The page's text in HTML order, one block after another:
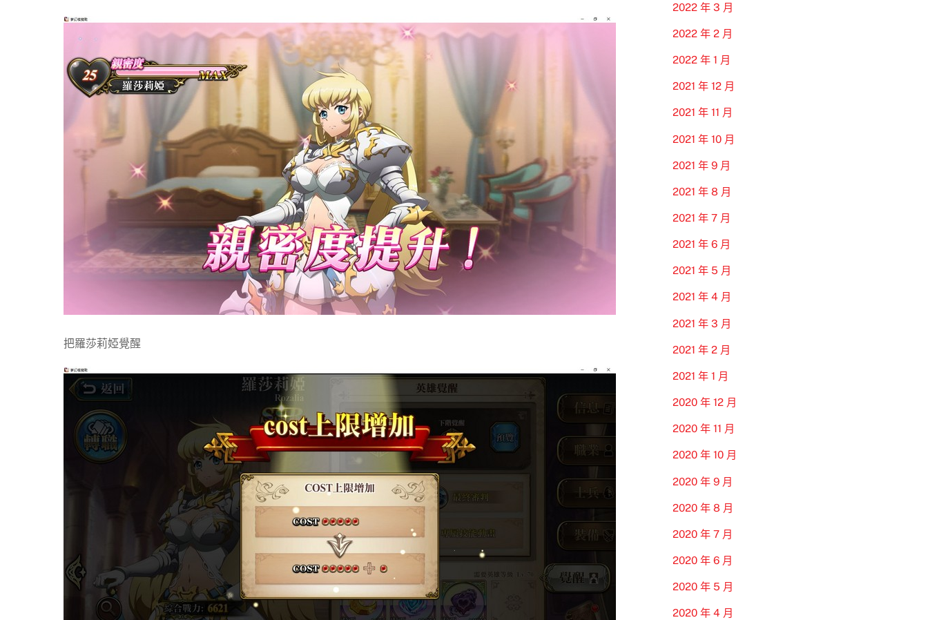
把羅莎莉婭覺醒
2022 年 3 月
2022 年 2 月
2022 年 1 月
2021 年 12 月
2021 年 11 月
2021 年 10 月
2021 年 9 月
2021 年 8 月
2021 年 7 月
2021 年 6 月
2021 年 5 月
2021 年 4 月
2021 年 3 月
2021 年 2 月
2021 年 1 月
2020 年 12 月
2020 年 11 月
2020 年 10 月
2020 年 9 月
2020 年 8 月
2020 年 7 月
2020 年 6 月
2020 年 5 月
2020 年 4 月